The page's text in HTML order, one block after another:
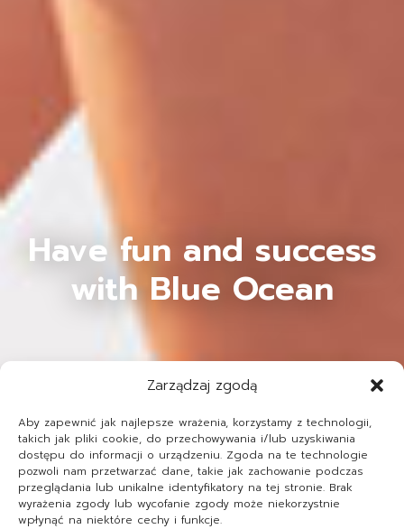
Zarządzaj zgodą
Aby zapewnić jak najlepsze wrażenia, korzystamy z technologii,
takich jak pliki cookie, do przechowywania i/lub uzyskiwania
dostępu do informacji o urządzeniu. Zgoda na te technologie
pozwoli nam przetwarzać dane, takie jak zachowanie podczas
przeglądania lub unikalne identyfikatory na tej stronie. Brak
wyrażenia zgody lub wycofanie zgody może niekorzystnie
wpłynąć na niektóre cechy i funkcje.
Have fun and success
with Blue Ocean